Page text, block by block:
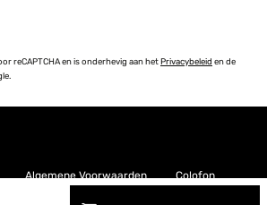
angenehm. Außerdem sieht das Hochbeet
andere Mängel, selbst nach starkem Regen. Ich
wieder kaufen!
GECONTROLEERDE BEOORDELING
reCAPTCHA en is onderhevig aan hetPrivacybeleid en de
Algemene Voorwaarden Colofon